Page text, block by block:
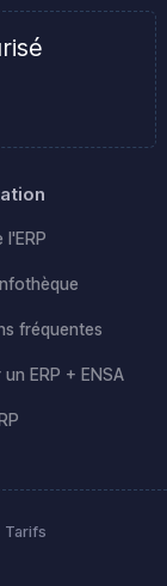
l'ERP
fréquentes
ERP + ENSA
Tarifs